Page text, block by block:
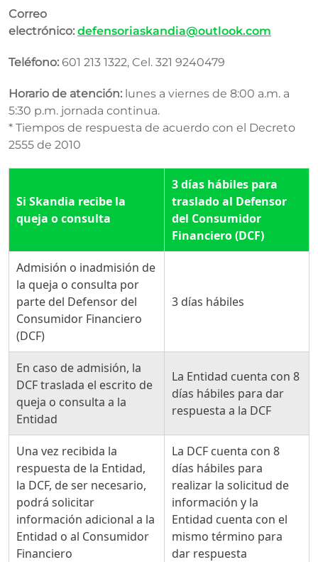
Correo
electrónico: defensoriaskandia@outlook.com
Teléfono: 601​ 213 1322, Cel. 321 9240479
Horario de atención: lunes a viernes de 8:00 a.m. a
5:30 p.m. jornada continua.
* Tiempos de respuesta de acuerdo con el Decreto
2555​ de 2010
Si Skandia recibe la
queja o consulta
3 días hábiles para
traslado al Defensor
del Consumidor
Financiero (DCF)
Admisión o inadmisión de
la queja o consulta por
parte del Defensor del
Consumidor Financiero
(DCF)
3 días hábiles
En caso de admisión, la
DCF traslada el escrito de
queja o consulta a la
Entidad
La Entidad cuenta con 8
días hábiles para dar
respuesta a la DCF
Una vez recibida la
respuesta de la Entidad,
la DCF, de ser necesario,
podrá solicitar
información adicional a la
Entidad o al Consumidor
Financiero
La DCF cuenta con 8
días hábiles para
realizar la solicitud de
información y la
Entidad cuenta con el
mismo término para
dar respuesta